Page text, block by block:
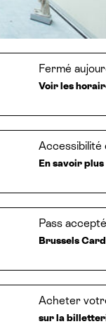
Fermé
Voir les
Accessibilité
En savoir plus
Pass
Brussels Card
Acheter
sur la